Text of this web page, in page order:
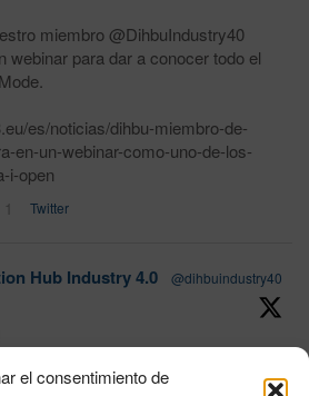
el consentimiento de
miembro @DihbuIndustry40
webinar para dar a conocer todo el
es/noticias/dihbu-miembro-de-
en-un-webinar-como-uno-de-los-
i-open
1 Twitter
Hub Industry 4.0
@dihbuindustry40